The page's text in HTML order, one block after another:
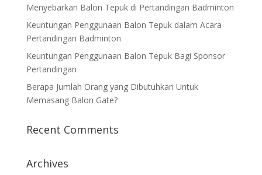
Menyebarkan Balon Tepuk di Pertandingan Badminton
Keuntungan Penggunaan Balon Tepuk dalam Acara
Pertandingan Badminton
Keuntungan Penggunaan Balon Tepuk Bagi Sponsor
Pertandingan
Berapa Jumlah Orang yang Dibutuhkan Untuk
Memasang Balon Gate?
Recent Comments
Archives